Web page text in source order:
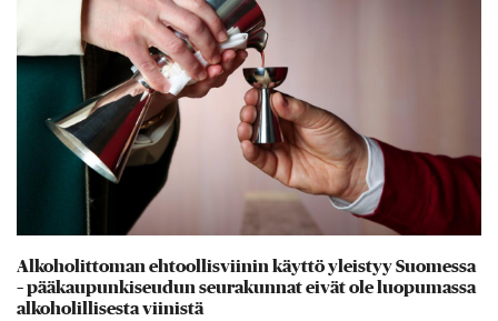
Alkoholittoman ehtoollisviinin käyttö yleistyy Suomessa
– pääkaupunkiseudun seurakunnat eivät ole luopumassa
alkoholillisesta viinistä